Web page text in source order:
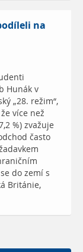
na
Hunák v
„28. režim“,
více než
%) zvažuje
často
do zemí s
Británie,